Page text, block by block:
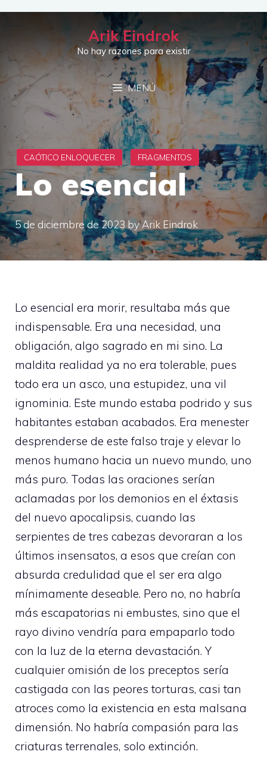
Saltar
Arik Eindrok
No hay razones para existir
MENÚ
Lo esencial
5 de diciembre de 2023 byArik Eindrok
Lo esencial era morir, resultaba más que
indispensable. Era una necesidad, una
obligación, algo sagrado en mi sino. La
maldita realidad ya no era tolerable, pues
todo era un asco, una estupidez, una vil
ignominia. Este mundo estaba podrido y sus
habitantes estaban acabados. Era menester
desprenderse de este falso traje y elevar lo
menos humano hacia un nuevo mundo, uno
más puro. Todas las oraciones serían
aclamadas por los demonios en el éxtasis
del nuevo apocalipsis, cuando las
serpientes de tres cabezas devoraran a los
últimos insensatos, a esos que creían con
absurda credulidad que el ser era algo
mínimamente deseable. Pero no, no habría
más escapatorias ni embustes, sino que el
rayo divino vendría para empaparlo todo
con la luz de la eterna devastación. Y
cualquier omisión de los preceptos sería
castigada con las peores torturas, casi tan
atroces como la existencia en esta malsana
dimensión. No habría compasión para las
criaturas terrenales, solo extinción.